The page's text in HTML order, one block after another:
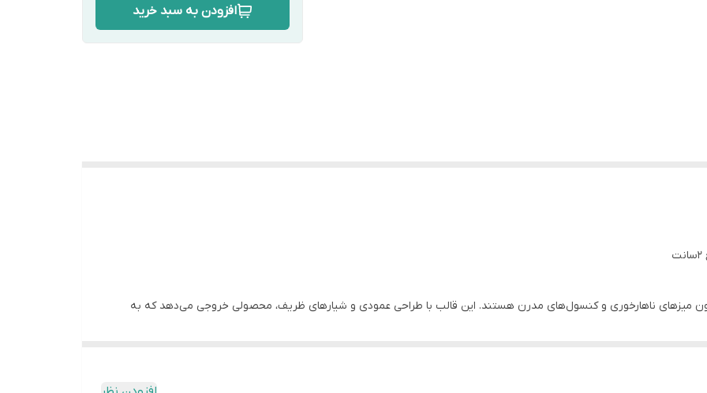
افزودن به سبد خرید
میزهای ناهارخوری و کنسول‌های مدرن هستند. این قالب با طراحی عمودی و شیارهای ظریف، محصولی خروجی می‌دهد که به